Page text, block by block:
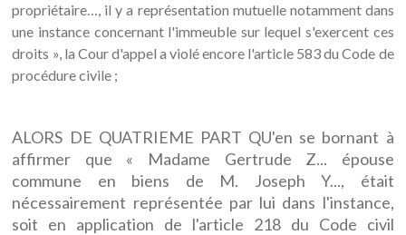
propriétaire…, il y a représentation mutuelle notamment dans
une instance concernant l'immeuble sur lequel s'exercent ces
droits », la Cour d'appel a violé encore l'article 583 du Code de
procédure civile ;
ALORS DE QUATRIEME PART QU'en se bornant à
affirmer que « Madame Gertrude Z... épouse
commune en biens de M. Joseph Y..., était
nécessairement représentée par lui dans l'instance,
soit en application de l'article 218 du Code civil